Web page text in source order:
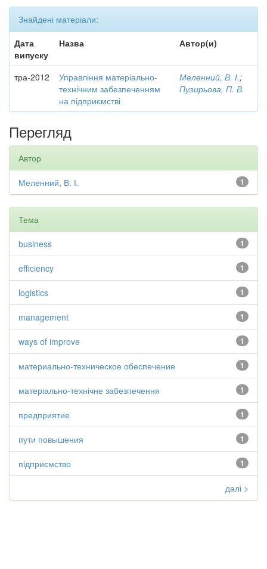
Знайдені матеріали:
Дата
випуску
Назва Автор(и)
тра-2012
Управління матеріально-
технічним забезпеченням
на підприємстві
Меленний, В. І.;
Пузирьова, П. В.
Перегляд
Автор
1
Меленний, В. І.
Тема
1
business
1
efficiency
1
logistics
1
management
1
ways of improve
1
материально-техническое обеспечение
1
матеріально-технічне забезпечення
1
предприятие
1
пути повышения
1
підприємство
далі >